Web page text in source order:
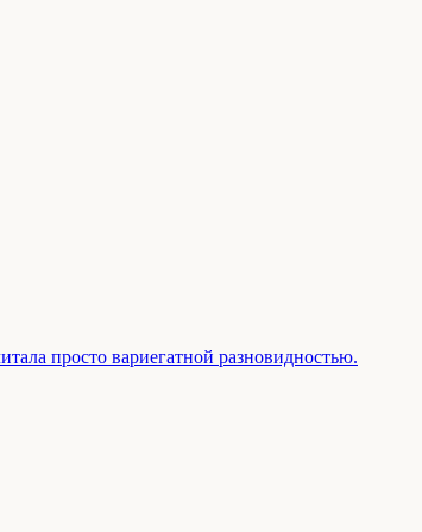
просто вариегатной разновидностью.